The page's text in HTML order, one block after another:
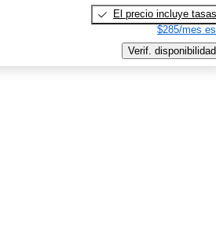
El precio incluye tasas
$285/mes
Verif. disponibilidad